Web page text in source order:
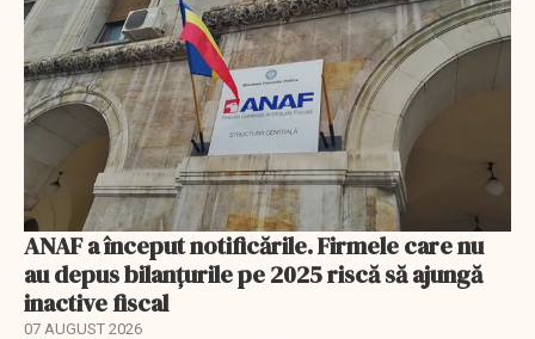
ANAF a început notificările. Firmele care nu
au depus bilanțurile pe 2025 riscă să ajungă
inactive fiscal
07 AUGUST 2026